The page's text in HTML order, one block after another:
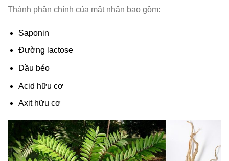
Thành phần chính của mật nhân bao gồm:
Saponin
Đường lactose
Dầu béo
Acid hữu cơ
Axit hữu cơ